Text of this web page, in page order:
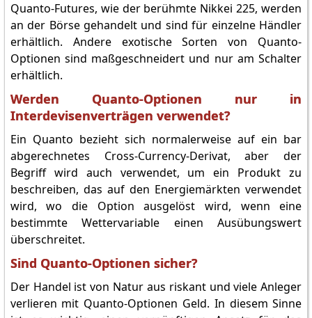
Quanto-Futures, wie der berühmte Nikkei 225, werden
an der Börse gehandelt und sind für einzelne Händler
erhältlich. Andere exotische Sorten von Quanto-
Optionen sind maßgeschneidert und nur am Schalter
erhältlich.
Werden Quanto-Optionen nur in
Interdevisenverträgen verwendet?
Ein Quanto bezieht sich normalerweise auf ein bar
abgerechnetes Cross-Currency-Derivat, aber der
Begriff wird auch verwendet, um ein Produkt zu
beschreiben, das auf den Energiemärkten verwendet
wird, wo die Option ausgelöst wird, wenn eine
bestimmte Wettervariable einen Ausübungswert
überschreitet.
Sind Quanto-Optionen sicher?
Der Handel ist von Natur aus riskant und viele Anleger
verlieren mit Quanto-Optionen Geld. In diesem Sinne